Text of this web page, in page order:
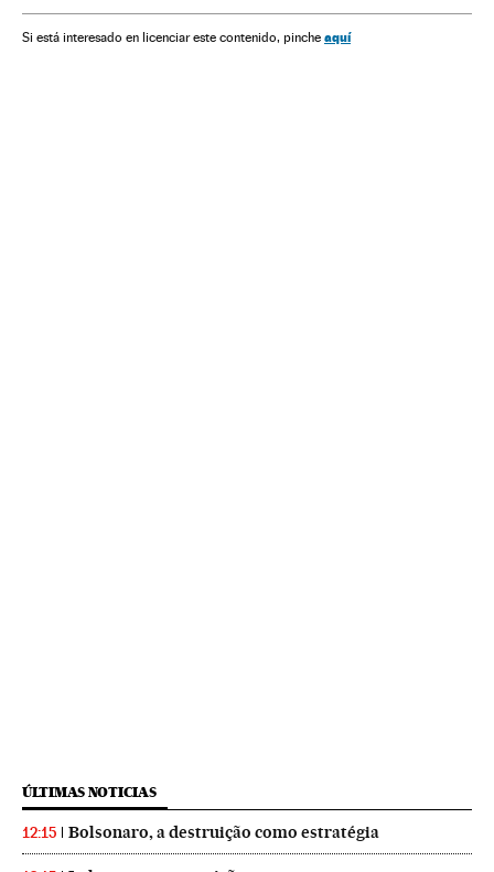
Si está interesado en licenciar este contenido, pinche aquí
ÚLTIMAS NOTICIAS
12:15 Bolsonaro, a destruição como estratégia